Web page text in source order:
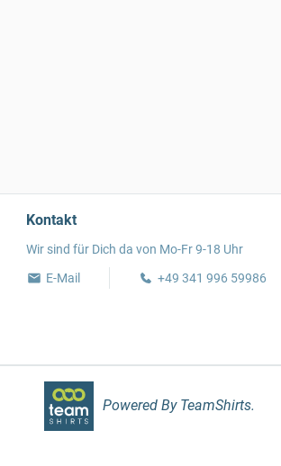
Kontakt
Wir sind für Dich da von Mo-Fr 9-18 Uhr
E-Mail
+49 341 996 59986
Powered By TeamShirts.